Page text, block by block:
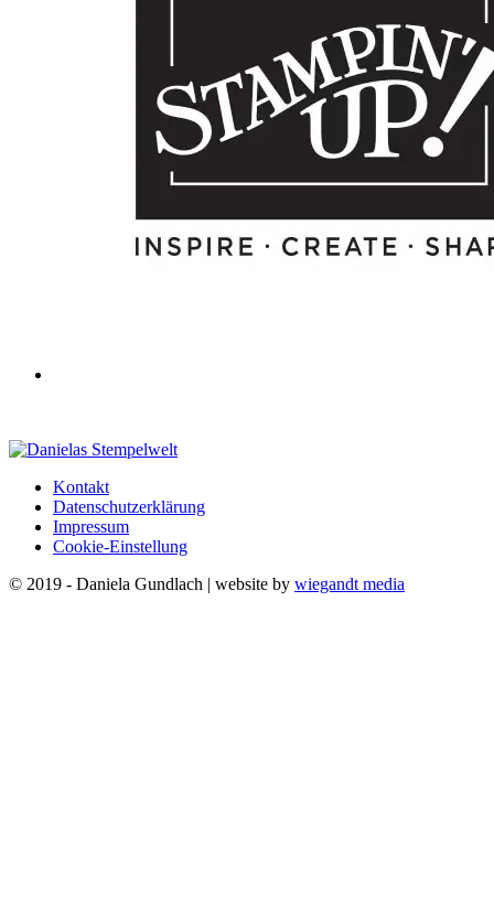
Kontakt
Datenschutzerklärung
Impressum
Cookie-Einstellung
© 2019 - Daniela Gundlach | website by wiegandt media